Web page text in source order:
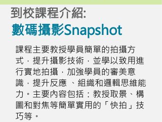
到校課程介紹:
數碼攝影Snapshot
課程主要教授學員簡單的拍攝方
式，提升攝影技術，並學以致用進
行實地拍攝，加強學員的審美意
識，提升反應 、組織和邏輯思維能
力。主要內容包括：教授取景、構
圖和對焦等簡單實用的「快拍」技
巧等。